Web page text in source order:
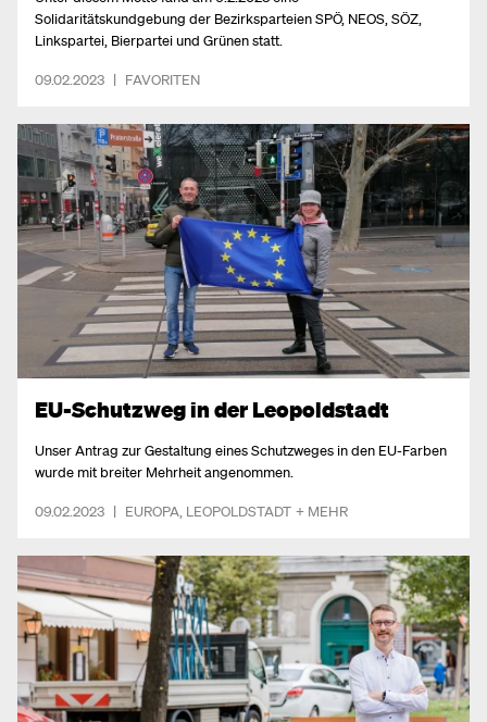
Solidaritätskundgebung der Bezirksparteien SPÖ, NEOS, SÖZ,
Linkspartei, Bierpartei und Grünen statt.
09.02.2023 | FAVORITEN
EU-Schutzweg in der Leopoldstadt
Unser Antrag zur Gestaltung eines Schutzweges in den EU-Farben
wurde mit breiter Mehrheit angenommen.
09.02.2023 | EUROPA LEOPOLDSTADT + MEHR